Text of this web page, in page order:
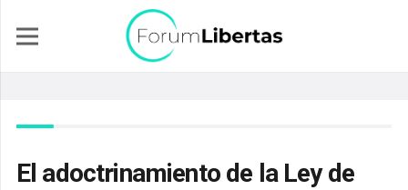
El adoctrinamiento de la Ley de